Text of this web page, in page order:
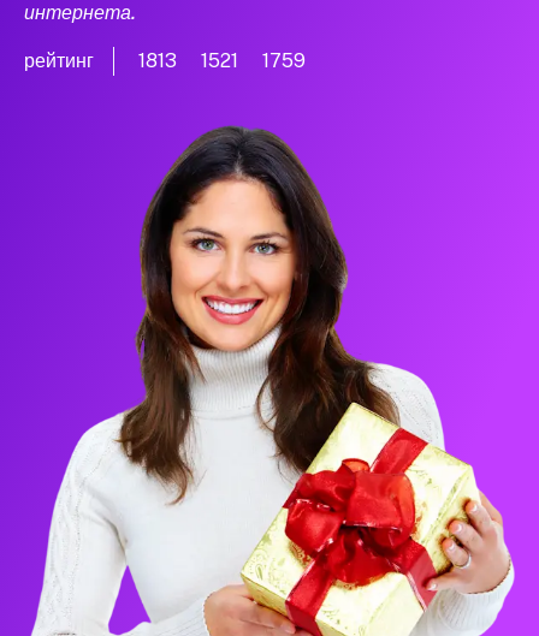
интернета.
рейтинг 1813 1521 1759